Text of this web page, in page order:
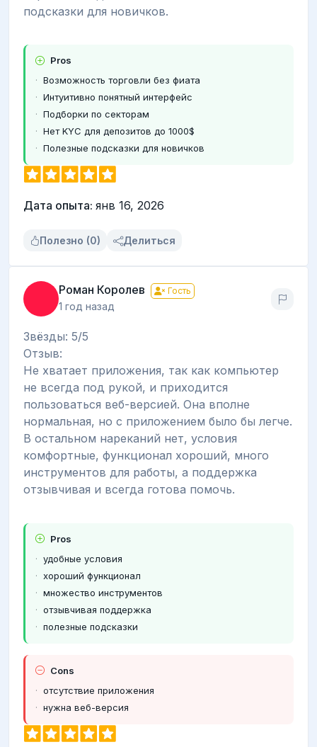
подсказки для новичков.
Pros
Возможность торговли без фиата
Интуитивно понятный интерфейс
Подборки по секторам
Нет KYC для депозитов до 1000$
Полезные подсказки для новичков
Дата опыта: янв 16, 2026
Полезно (0) Делиться
Роман Королев Гость
1 год назад
Звёзды: 5/5
Отзыв:
Не хватает приложения, так как компьютер
не всегда под рукой, и приходится
пользоваться веб-версией. Она вполне
нормальная, но с приложением было бы легче.
В остальном нареканий нет, условия
комфортные, функционал хороший, много
инструментов для работы, а поддержка
отзывчивая и всегда готова помочь.
Pros
удобные условия
хороший функционал
множество инструментов
отзывчивая поддержка
полезные подсказки
Cons
отсутствие приложения
нужна веб-версия